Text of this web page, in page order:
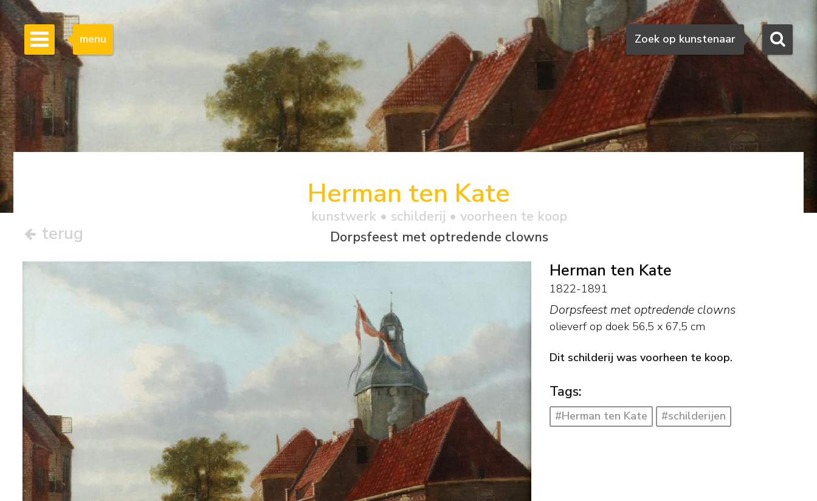
Zoeken
Zoek op kunstenaar
menu
terug
Herman ten Kate
kunstwerk • schilderij • voorheen te koop
Dorpsfeest met optredende clowns
Herman ten Kate
1822-1891
Dorpsfeest met optredende clowns
olieverf op doek 56,5 x 67,5 cm
Dit schilderij was voorheen te koop.
Tags:
#Herman ten Kate #schilderijen